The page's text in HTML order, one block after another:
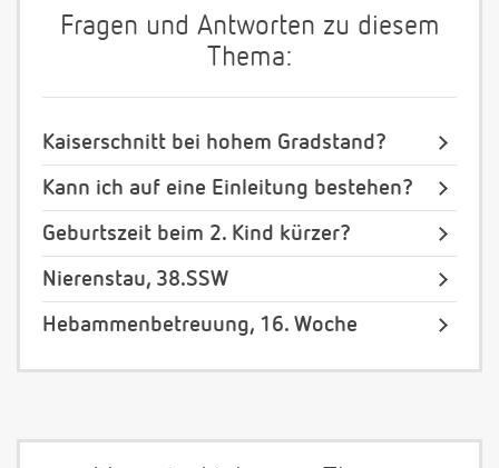
Fragen und Antworten zu diesem
Thema:
Kaiserschnitt bei hohem Gradstand?
Kann ich auf eine Einleitung bestehen?
Geburtszeit beim 2. Kind kürzer?
Nierenstau, 38.SSW
Hebammenbetreuung, 16. Woche